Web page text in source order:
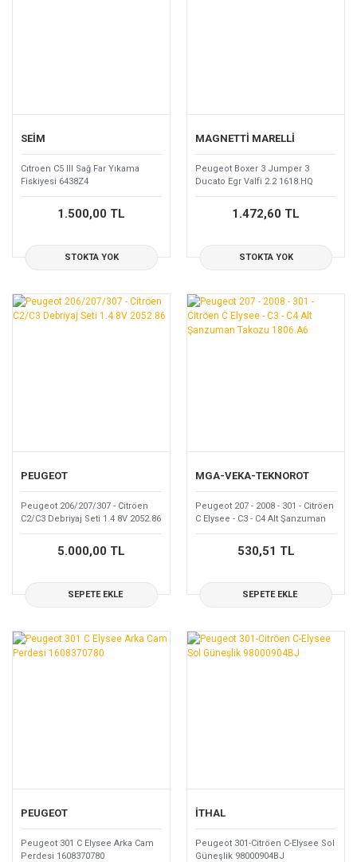
SEİM
Cıtroen C5 III Sağ Far Yıkama
Fiskiyesi 6438Z4
1.500,00 TL
STOKTA YOK
MAGNETTİ MARELLİ
Peugeot Boxer 3 Jumper 3
Ducato Egr Valfi 2.2 1618.HQ
1.472,60 TL
STOKTA YOK
PEUGEOT
Peugeot 206/207/307 - Citröen
C2/C3 Debriyaj Seti 1.4 8V 2052.86
5.000,00 TL
SEPETE EKLE
MGA-VEKA-TEKNOROT
Peugeot 207 - 2008 - 301 - Citröen
C Elysee - C3 - C4 Alt Şanzuman
Takozu 1806.A6
530,51 TL
SEPETE EKLE
PEUGEOT
Peugeot 301 C Elysee Arka Cam
Perdesi 1608370780
İTHAL
Peugeot 301-Citröen C-Elysee Sol
Güneşlik 98000904BJ